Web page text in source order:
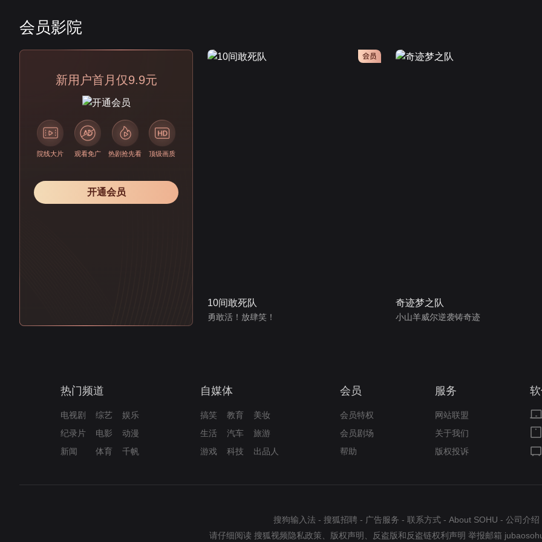
会员影院
新用户首月仅9.9元
院线大片 观看免广 热剧抢先看 顶级画质
开通会员
会员
10间敢死队
勇敢活！放肆笑！
奇迹梦之队
小山羊威尔逆袭铸奇迹
热门频道
电视剧 综艺
娱乐
纪录片
电影
动漫
新闻
体育 千帆
自媒体
搞笑 教育
美妆
生活
汽车
旅游
游戏
科技 出品人
会员
会员特权
会员剧场
帮助
服务
网站联盟
关于我们
版权投诉
搜狗输入法 - 搜狐招聘 - 广告服务 - 联系方式 - About SOHU - 公司介绍
请仔细阅读 搜狐视频隐私政策、 版权声明 、 反盗版和反盗链权利声明 举报邮箱